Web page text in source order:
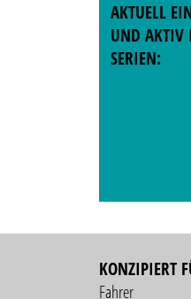
AKTUELL
UND AKTIV
SERIEN:
KONZIPIERT
Fahrer